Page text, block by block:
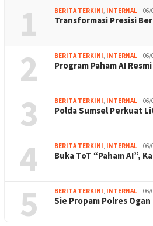
1 BERITA TERKINI INTERNAL 06/
Transformasi Presisi
2 BERITA TERKINI INTERNAL 06/
Program Paham AI
3 BERITA TERKINI INTERNAL 06/
Polda Sumsel Perkuat
4 BERITA TERKINI INTERNAL 06/
Buka ToT “Paham AI”,
5 BERITA TERKINI INTERNAL 06/
Sie Propam Polres